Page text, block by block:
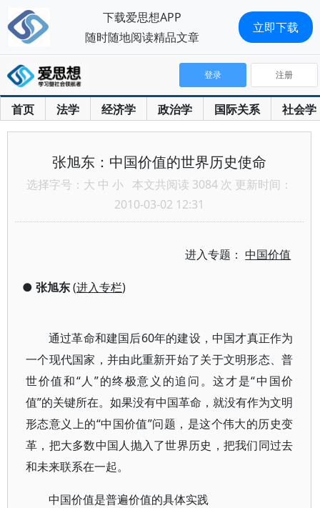
首页 法学 经济学 政治学 国际关系 社会学
登录 注册
张旭东：中国价值的世界历史使命
选择字号： 大 中 小 本文共阅读 3084 次 更新时间：
2010-03-02 12:31
进入专题：中国价值
● 张旭东(进入专栏)
通过革命和建国后60年的建设，中国才真正作为
一个现代国家，并由此重新开始了关于文明形态、普
世价值和“人”的终极意义的追问。这才是“中国价
值”的关键所在。如果没有中国革命，就没有作为文明
形态意义上的“中国价值”问题，是这个伟大的历史变
革，把大多数中国人抛入了世界历史，把我们同过去
和未来联系在一起。
中国价值是普遍价值的具体实践
下载爱思想APP
随时随地阅读精品文章
立即下载